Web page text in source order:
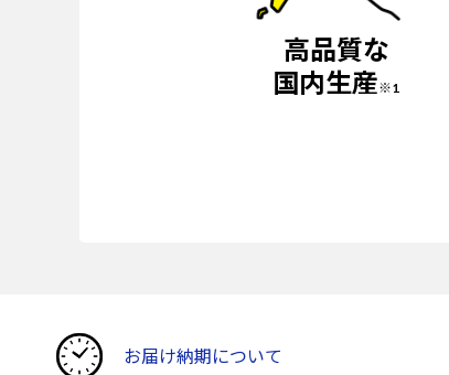
高品質な
国内生産※1
お届け納期について